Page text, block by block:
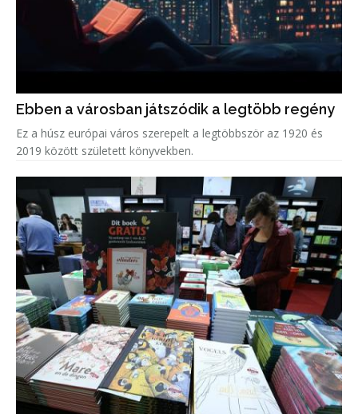
Ebben a városban játszódik a legtöbb regény
Ez a húsz európai város szerepelt a legtöbbször az 1920 és
2019 között született könyvekben.